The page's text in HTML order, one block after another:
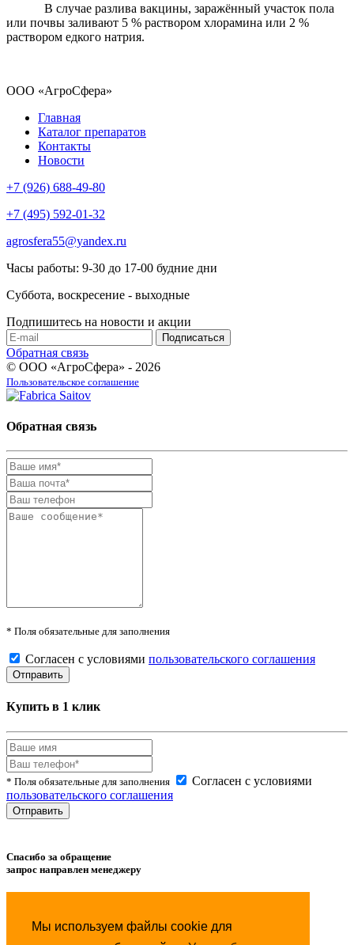
Мы используем файлы cookie для
В случае разлива вакцины, заражённый участок пола
или почвы заливают 5 % раствором хлорамина или 2 %
раствором едкого натрия.
ООО «АгроСфера»
Главная
Каталог препаратов
Контакты
Новости
+7 (926) 688-49-80
+7 (495) 592-01-32
agrosfera55@yandex.ru
Часы работы: 9-30 до 17-00 будние дни
Суббота, воскресение - выходные
Подпишитесь на новости и акции
Обратная связь
© ООО «АгроСфера» - 2026
Пользовательское соглашение
Обратная связь
* Поля обязательные для заполнения
Согласен с условиями пользовательского соглашения
Купить в 1 клик
* Поля обязательные для заполнения
Согласен с условиями
пользовательского соглашения
Спасибо за обращение
запрос направлен менеджеру